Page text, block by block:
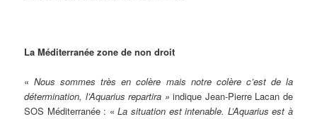
La Méditerranée zone de non droit
«Nous sommes très en colère mais notre colère c’est de la
détermination, l’Aquarius repartira » indique Jean-Pierre Lacan de
SOS Méditerranée : «La situation est intenable. L’Aquarius est à